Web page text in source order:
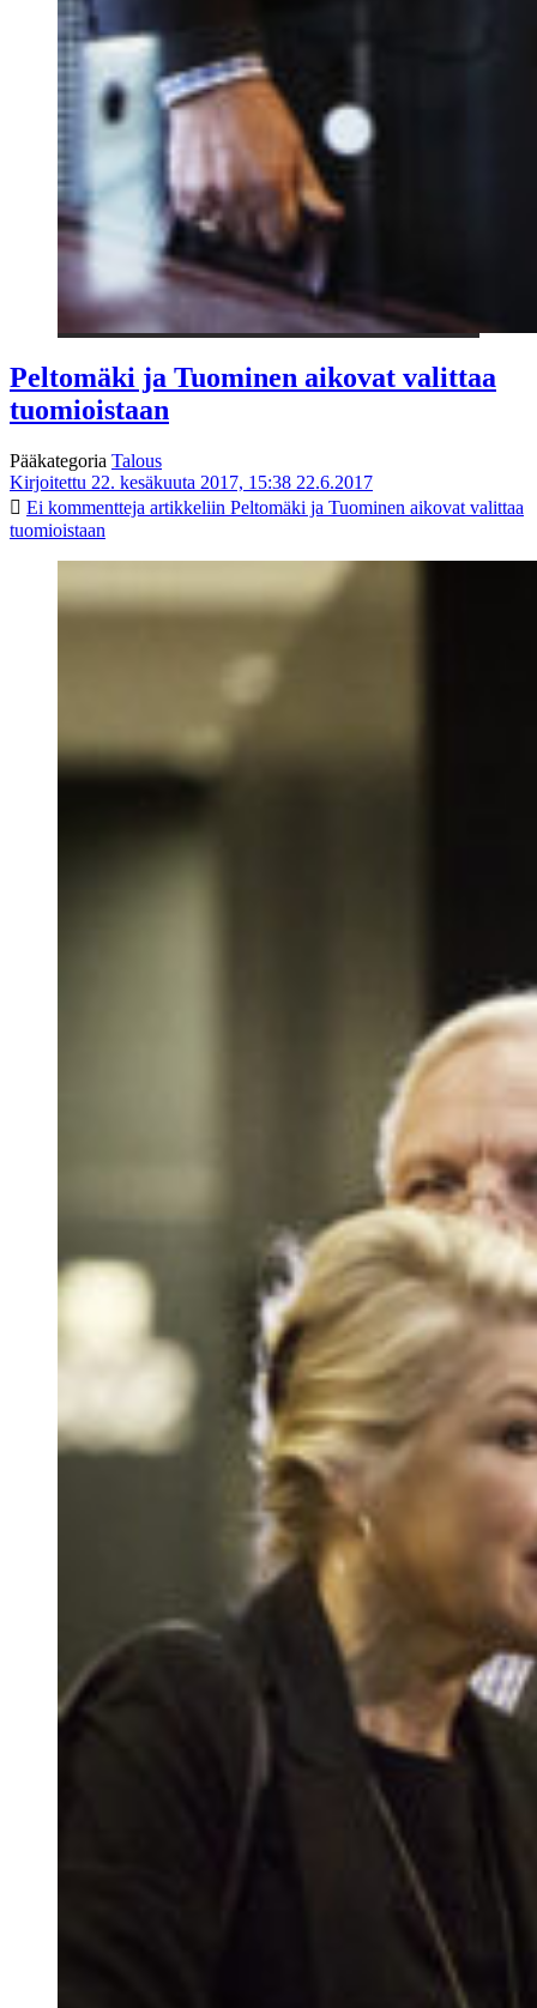
Peltomäki ja Tuominen aikovat valittaa
tuomioistaan
Pääkategoria Talous
Kirjoitettu 22. kesäkuuta 2017, 15:38 22.6.2017
Ei kommentteja artikkeliin Peltomäki ja Tuominen aikovat valittaa
tuomioistaan